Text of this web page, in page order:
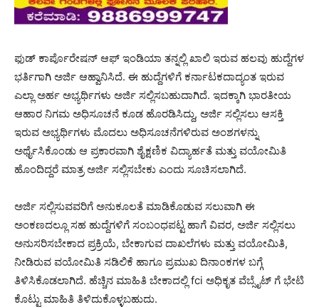
ಫುಡ್ ಕಾರ್ಪೊರೇಷನ್ ಆಫ್ ಇಂಡಿಯಾ ತನ್ನಲ್ಲಿ ಖಾಲಿ ಇರುವ ಹಲವು ಹುದ್ದೆಗಳ
ಭರ್ತಿಗಾಗಿ ಅರ್ಜಿ ಆಹ್ವಾನಿಸಿದೆ. ಈ ಹುದ್ದೆಗಳಿಗೆ ಕರ್ನಾಟಕದಾದ್ಯಂತ ಇರುವ
ಎಲ್ಲಾ ಅರ್ಹ ಅಭ್ಯರ್ಥಿಗಳು ಅರ್ಜಿ ಸಲ್ಲಿಸಬಹುದಾಗಿದೆ. ಇದಕ್ಕಾಗಿ ಭಾರತೀಯ
ಆಹಾರ ನಿಗಮ ಅಧಿಸೂಚನೆ ಕೂಡ ಹೊರಡಿಸಿದ್ದು, ಅರ್ಜಿ ಸಲ್ಲಿಸಲು ಆಸಕ್ತಿ
ಇರುವ ಅಭ್ಯರ್ಥಿಗಳು ಮೊದಲು ಅಧಿಸೂಚನೆಗಳಿರುವ ಅಂಶಗಳನ್ನು
ಅರ್ಥೈಸಿಕೊಂಡು ಆ ಪ್ರಕಾರವಾಗಿ ಶೈಕ್ಷಣಿಕ ವಿದ್ಯಾರ್ಹತೆ ಮತ್ತು ವಯೋಮಿತಿ
ಹೊಂದಿದ್ದರೆ ಮಾತ್ರ ಅರ್ಜಿ ಸಲ್ಲಿಸಬೇಕು ಎಂದು ಸೂಚಿಸಲಾಗಿದೆ.
ಅರ್ಜಿ ಸಲ್ಲಿಸುವವರಿಗೆ ಅನುಕೂಲತೆ ಮಾಡಿಕೊಡುವ ಸಲುವಾಗಿ ಈ
ಅಂಕಣದಲ್ಲೂ ಸಹ ಹುದ್ದೆಗಳಿಗೆ ಸಂಬಂಧಪಟ್ಟ ಹಾಗೆ ವಿವರ, ಅರ್ಜಿ ಸಲ್ಲಿಸಲು
ಅನುಸರಿಸಬೇಕಾದ ಪ್ರಕ್ರಿಯೆ, ಬೇಕಾಗುವ ದಾಖಲೆಗಳು ಮತ್ತು ವಯೋಮಿತಿ,
ನೀಡಿರುವ ವಯೋಮಿತಿ ಸಡಿಲಿಕೆ ಹಾಗೂ ಪ್ರಮುಖ ದಿನಾಂಕಗಳ ಬಗ್ಗೆ
ತಿಳಿಸಿಕೊಡಲಾಗಿದೆ. ಹೆಚ್ಚಿನ ಮಾಹಿತಿ ಬೇಕಾದಲ್ಲಿ fci ಅಧಿಕೃತ ವೆಬ್ಸೈಟ್ ಗೆ ಭೇಟಿ
ಕೊಟ್ಟು ಮಾಹಿತಿ ತಿಳಿದುಕೊಳ್ಳಬಹುದು.